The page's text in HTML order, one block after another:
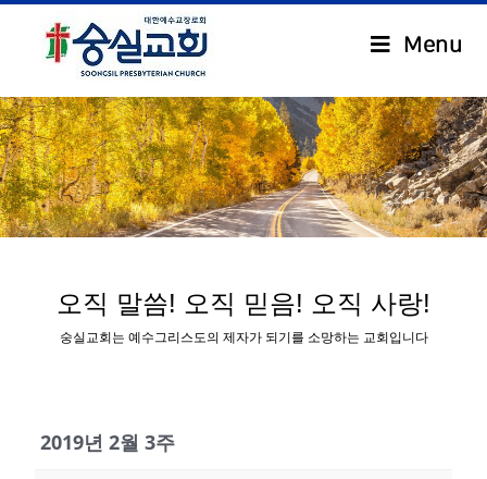
Menu
.
오직 말씀! 오직 믿음! 오직 사랑!
숭실교회는 예수그리스도의 제자가 되기를 소망하는 교회입니다
2019년 2월 3주